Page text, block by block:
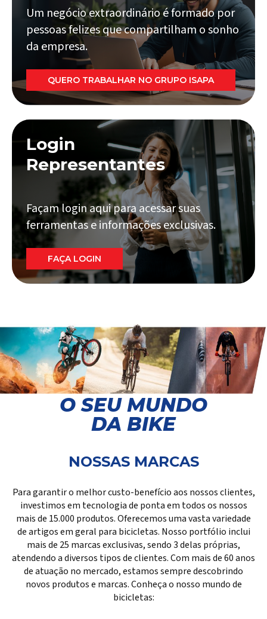
Um negócio extraordinário é formado por
pessoas felizes que compartilham o sonho
da empresa.
QUERO TRABALHAR NO GRUPO ISAPA
Login
Representantes
Façam login aqui para acessar suas
ferramentas e informações exclusivas.
FAÇA LOGIN
O SEU MUNDO
DA BIKE
NOSSAS MARCAS
Para garantir o melhor custo-benefício aos nossos clientes,
investimos em tecnologia de ponta em todos os nossos
mais de 15.000 produtos. Oferecemos uma vasta variedade
de artigos em geral para bicicletas. Nosso portfólio inclui
mais de 25 marcas exclusivas, sendo 3 delas próprias,
atendendo a diversos tipos de clientes. Com mais de 60 anos
de atuação no mercado, estamos sempre descobrindo
novos produtos e marcas. Conheça o nosso mundo de
bicicletas: